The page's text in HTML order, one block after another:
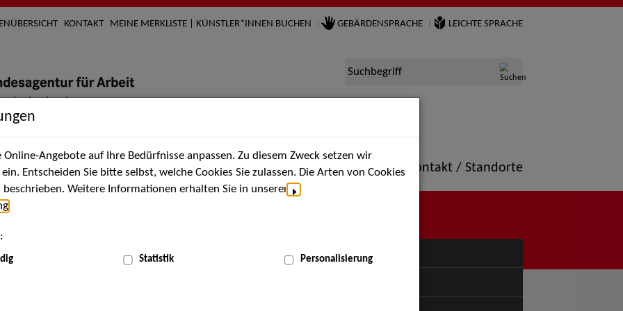
KONTAKT MEINE MERKLISTE | KÜNSTLER*INNEN BUCHEN GEBÄRDENSPRACHE LEICHTE SPRACHE
Suchbegriff
Künstler*innen Über uns Aktuelles Termine Portfolio Kontakt / Standorte
MENÜ
Angebote auf Ihre Bedürfnisse anpassen. Zu diesem Zweck setzen wir
Entscheiden Sie bitte selbst, welche Cookies Sie zulassen. Die Arten von Cookies
Weitere Informationen erhalten Sie in unserer
Statistik Personalisierung